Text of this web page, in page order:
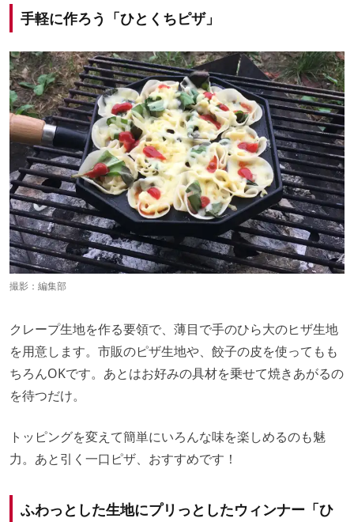
手軽に作ろう「ひとくちピザ」
撮影：編集部
クレープ生地を作る要領で、薄目で手のひら大のヒザ生地
を用意します。市販のピザ生地や、餃子の皮を使ってもも
ちろんOKです。あとはお好みの具材を乗せて焼きあがるの
を待つだけ。
トッピングを変えて簡単にいろんな味を楽しめるのも魅
力。あと引く一口ピザ、おすすめです！
ふわっとした生地にプリっとしたウィンナー「ひ